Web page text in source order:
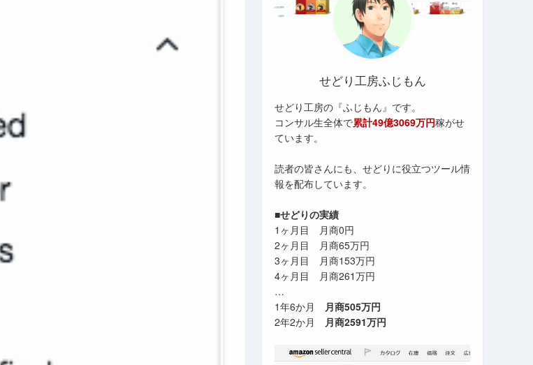
せどり工房ふじもん
せどり工房の『ふじもん』です。
コンサル生全体で累計49億3069万円稼がせ
ています。
読者の皆さんにも、せどりに役立つツール情
報を配布しています。
■せどりの実績
1ヶ月目 月商0円
2ヶ月目 月商65万円
3ヶ月目 月商153万円
4ヶ月目 月商261万円
…
1年6か月 月商505万円
2年2か月 月商2591万円